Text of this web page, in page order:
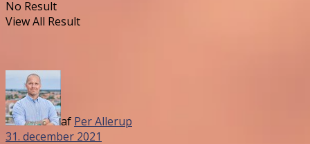
No Result
View All Result
af Per Allerup
31. december 2021